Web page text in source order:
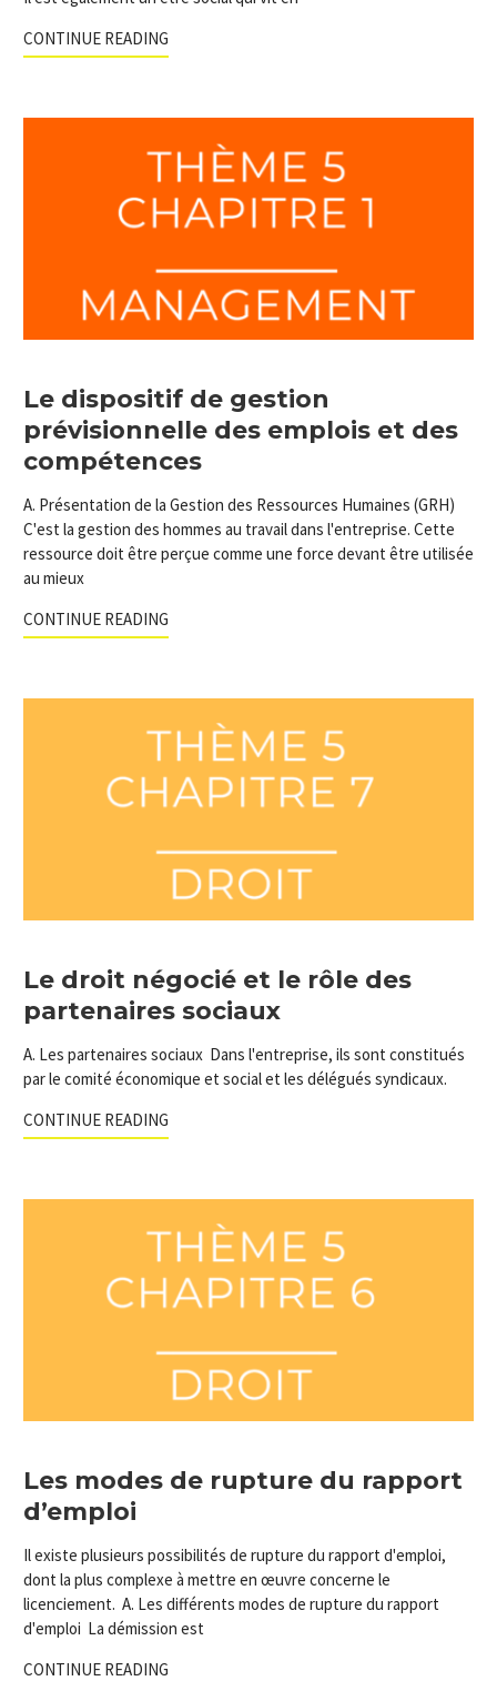
CONTINUE READING
Le dispositif de gestion
prévisionnelle des emplois et des
compétences
A. Présentation de la Gestion des Ressources Humaines (GRH)
C'est la gestion des hommes au travail dans l'entreprise. Cette
ressource doit être perçue comme une force devant être utilisée
au mieux
CONTINUE READING
Le droit négocié et le rôle des
partenaires sociaux
A. Les partenaires sociaux Dans l'entreprise, ils sont constitués
par le comité économique et social et les délégués syndicaux.
CONTINUE READING
Les modes de rupture du rapport
d’emploi
Il existe plusieurs possibilités de rupture du rapport d'emploi,
dont la plus complexe à mettre en œuvre concerne le
licenciement. A. Les différents modes de rupture du rapport
d'emploi La démission est
CONTINUE READING